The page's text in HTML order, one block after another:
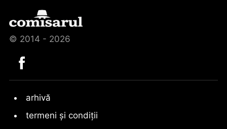
© 2014 - 2026
arhivă
termeni și condiții